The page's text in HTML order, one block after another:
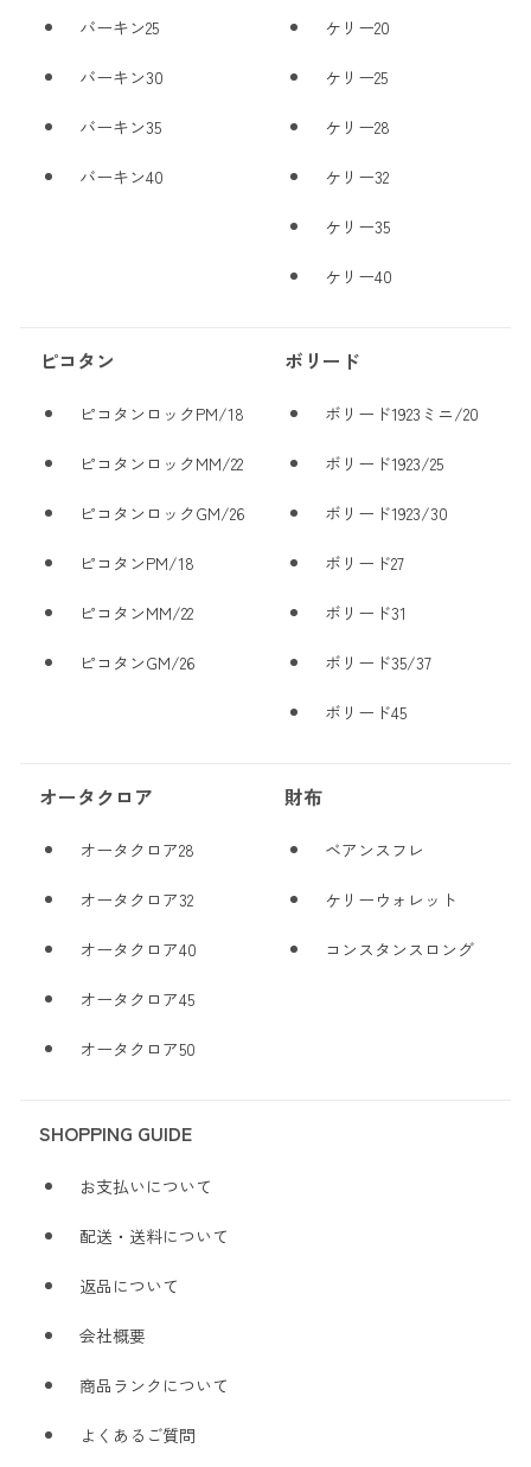
バーキン25
バーキン30
バーキン35
バーキン40
ケリー20
ケリー25
ケリー28
ケリー32
ケリー35
ケリー40
ピコタン
ピコタンロックPM/18
ピコタンロックMM/22
ピコタンロックGM/26
ピコタンPM/18
ピコタンMM/22
ピコタンGM/26
ボリード
ボリード1923ミニ/20
ボリード1923/25
ボリード1923/30
ボリード27
ボリード31
ボリード35/37
ボリード45
オータクロア
オータクロア28
オータクロア32
オータクロア40
オータクロア45
オータクロア50
財布
ベアンスフレ
ケリーウォレット
コンスタンスロング
SHOPPING GUIDE
お支払いについて
配送・送料について
返品について
会社概要
商品ランクについて
よくあるご質問